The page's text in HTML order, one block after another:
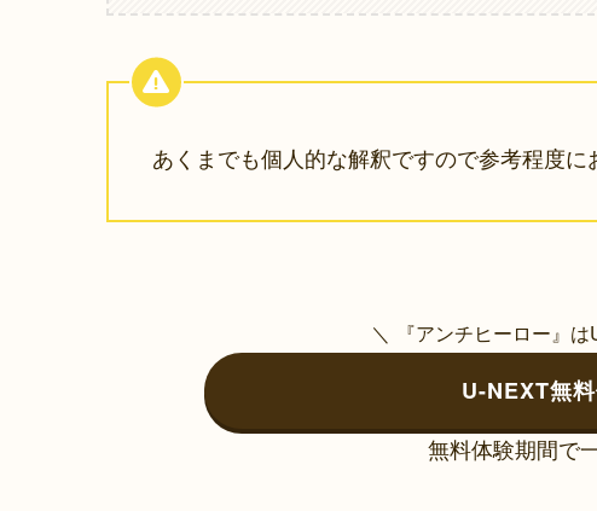
あくまでも個人的な解釈ですので参考程度に
＼ 『アンチヒーロー』
U-NEXT無
無料体験期間で